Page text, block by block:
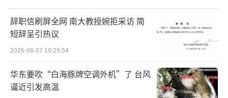
辞职信刷屏全网 南大教授婉拒采访 简
短辞呈引热议
2026-08-07 10:29:54
华东要吹“白海豚牌空调外机”了 台风
逼近引发高温